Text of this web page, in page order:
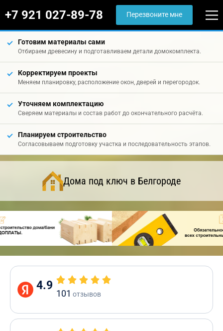
+7 921 027-89-78 Перезвоните мне
Готовим материалы сами
Отбираем древесину и подготавливаем детали домокомплекта.
Корректируем проекты
Меняем планировку, расположение окон, дверей и перегородок.
Уточняем комплектацию
Сверяем материалы и состав работ до окончательного расчёта.
Планируем строительство
Согласовываем подготовку участка и последовательность этапов.
Дома под ключ в Белгороде
4.9
101 отзывов